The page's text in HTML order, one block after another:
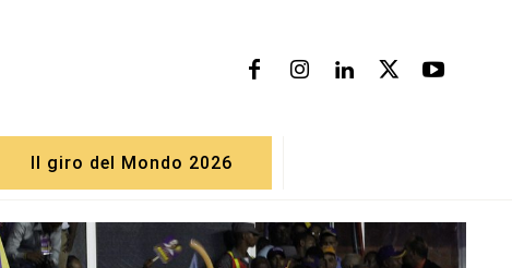
Il giro del Mondo 2026